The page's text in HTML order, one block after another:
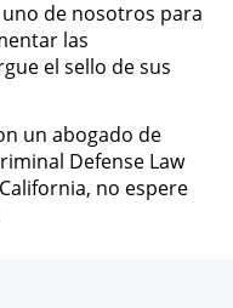
Hearing
de nosotros para
las
el sello de sus
un abogado de
Defense Law
no espere